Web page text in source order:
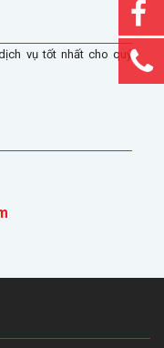
vụ tốt nhất cho quý